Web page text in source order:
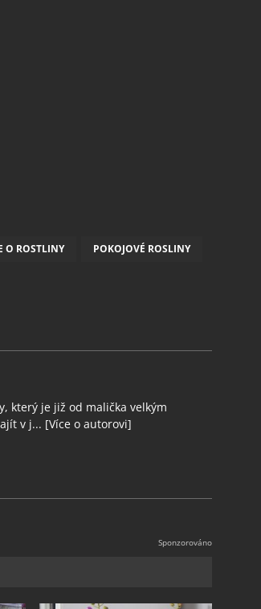
O ROSTLINY POKOJOVÉ ROSLINY
který je již od malička velkým
v j... [Více o autorovi]